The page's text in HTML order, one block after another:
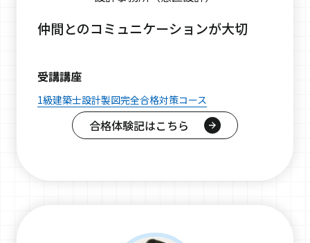
仲間とのコミュニケーションが大切
受講講座
1級建築士設計製図完全合格対策コース
合格体験記はこちら